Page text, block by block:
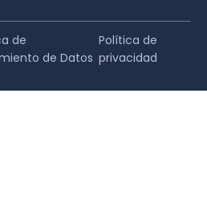
de
de Datos
Política de
privacidad